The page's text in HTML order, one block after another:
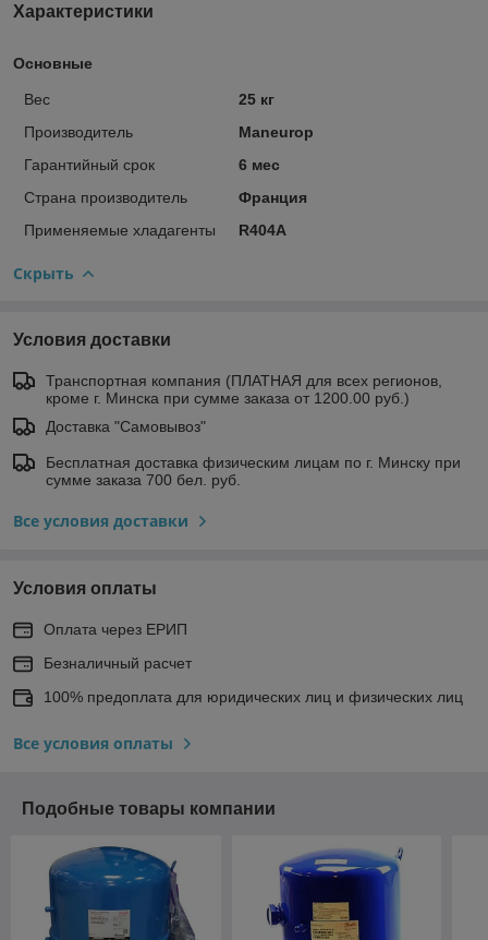
Характеристики
Основные
Вес
25 кг
Производитель
Maneurop
Гарантийный срок
6 мес
Страна производитель
Франция
Применяемые хладагенты
R404A
Скрыть
Условия доставки
Транспортная компания (ПЛАТНАЯ для всех регионов,
кроме г. Минска при сумме заказа от 1200.00 руб.)
Доставка "Самовывоз"
Бесплатная доставка физическим лицам по г. Минску при
сумме заказа 700 бел. руб.
Все условия доставки
Условия оплаты
Оплата через ЕРИП
Безналичный расчет
100% предоплата для юридических лиц и физических лиц
Все условия оплаты
Подобные товары компании